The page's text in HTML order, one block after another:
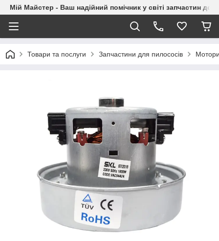
Мій Майстер - Ваш надійний помічник у світі запчастин до
Товари та послуги Запчастини для пилососів